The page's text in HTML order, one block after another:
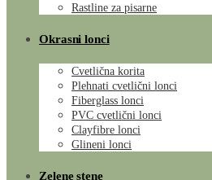
Rastline za pisarne
Okrasni lonci
Cvetlična korita
Plehnati cvetlični lonci
Fiberglass lonci
PVC cvetlični lonci
Clayfibre lonci
Glineni lonci
Zelene stene